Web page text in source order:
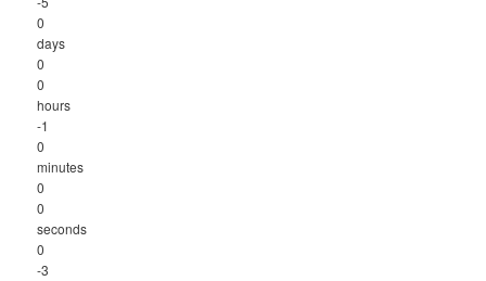
0
days
0
0
hours
-1
0
minutes
0
0
seconds
0
-3